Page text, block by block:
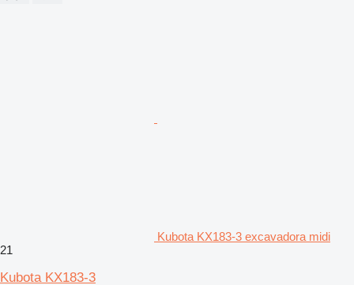
Kubota KX183-3 excavadora midi
21
Kubota KX183-3